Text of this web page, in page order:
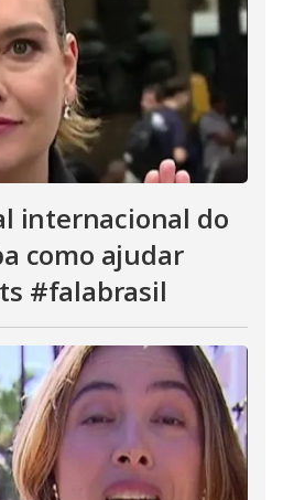
internacional do
como ajudar
#falabrasil